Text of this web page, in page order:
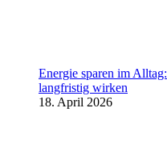
Energie sparen im
langfristig wirken
18. April 2026